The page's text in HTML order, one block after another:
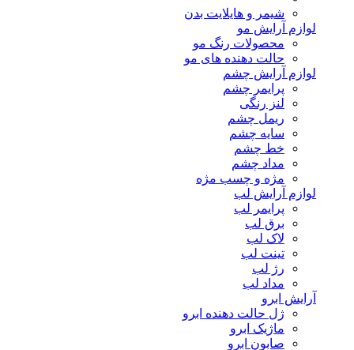
شیمر و هایلایت بدن
لوازم آرایش مو
محصولات رنگ مو
حالت دهنده های مو
لوازم آرایش چشم
پرایمر چشم
لنز رنگی
ریمل چشم
سایه چشم
خط چشم
مداد چشم
مژه و چسب مژه
لوازم آرایش لب
پرایمر لب
برق لب
لاک لب
تینت لب
رژ لب
مداد لب
آرایش ابرو
ژل حالت دهنده ابرو
ماژیک ابرو
صابون ابرو